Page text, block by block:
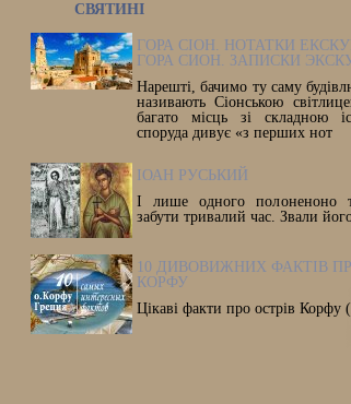
СВЯТИНІ
ГОРА СІОН. НОТАТКИ
ГОРА СИОН. ЗАПИСКИ
Нарешті, бачимо ту саму
називають Сіонською
багато місць зі складною
споруда дивує «з перших нот
ІОАН РУСЬКИЙ
І лише одного полоненоно
забути тривалий час. Звали
10 ДИВОВИЖНИХ ФАКТІВ
КОРФУ
Цікаві факти про острів Корфу